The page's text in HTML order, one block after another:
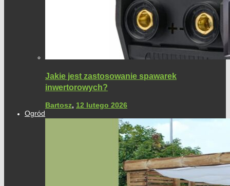
Jakie jest zastosowanie spawarek
inwertorowych?
Bartosz, 12 lutego 2026
Ogród